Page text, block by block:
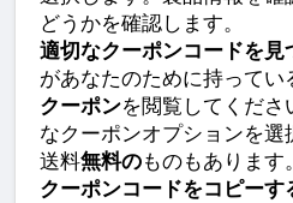
どうかを確認します。
適切なクーポンコードを見
があなたのために持ってい
クーポンを閲覧してくださ
なクーポンオプションを
送料無料のものもあります。
クーポンコードをコピーす